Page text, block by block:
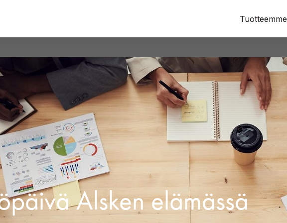
Tuotteemme
Alsken elämässä